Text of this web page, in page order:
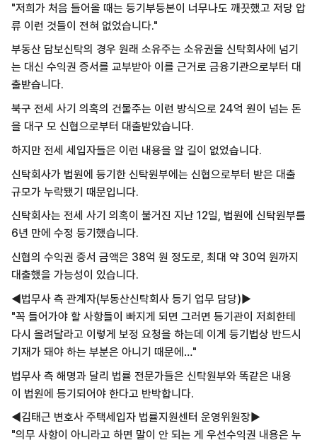
"저희가 처음 들어올 때는 등기부등본이 너무나도 깨끗했고 저당 압
류 이런 것들이 전혀 없었습니다."
부동산 담보신탁의 경우 원래 소유주는 소유권을 신탁회사에 넘기
는 대신 수익권 증서를 교부받아 이를 근거로 금융기관으로부터 대
출받습니다.
북구 전세 사기 의혹의 건물주는 이런 방식으로 24억 원이 넘는 돈
을 대구 모 신협으로부터 대출받았습니다.
하지만 전세 세입자들은 이런 내용을 알 길이 없었습니다.
신탁회사가 법원에 등기한 신탁원부에는 신협으로부터 받은 대출
규모가 누락됐기 때문입니다.
신탁회사는 전세 사기 의혹이 불거진 지난 12일, 법원에 신탁원부를
6년 만에 수정 등기했습니다.
신협의 수익권 증서 금액은 38억 원 정도로, 최대 약 30억 원까지
대출했을 가능성이 있습니다.
◀법무사 측 관계자(부동산신탁회사 등기 업무 담당)▶
"꼭 들어가야 할 사항들이 빠지게 되면 그러면 등기관이 저희한테
다시 올려달라고 이렇게 보정 요청을 하는데 이게 등기법상 반드시
기재가 돼야 하는 부분은 아니기 때문에…"
법무사 측 해명과 달리 법률 전문가들은 신탁원부와 똑같은 내용
이 법원에 등기되어야 한다고 반박합니다.
◀김태근 변호사 주택세입자 법률지원센터 운영위원장▶
"의무 사항이 아니라고 하면 말이 안 되는 게 우선수익권 내용은 누